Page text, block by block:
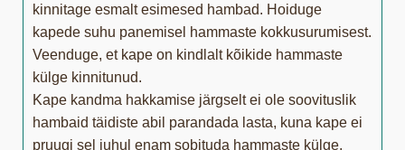
kinnitage esmalt esimesed hambad. Hoiduge
kapede suhu panemisel hammaste kokkusurumisest.
Veenduge, et kape on kindlalt kõikide hammaste
külge kinnitunud.
Kape kandma hakkamise järgselt ei ole soovituslik
hambaid täidiste abil parandada lasta, kuna kape ei
pruugi sel juhul enam sobituda hammaste külge.